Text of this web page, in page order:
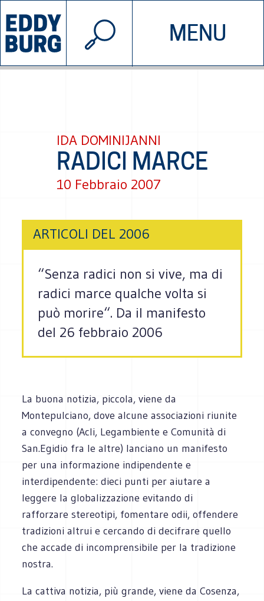
MENU
INIZIATIVE CHI SIAMO
© 2026 EDDYBURG
IDA DOMINIJANNI
RADICI MARCE
10 Febbraio 2007
ARTICOLI DEL 2006
“Senza radici non si vive, ma di
radici marce qualche volta si
può morire“. Da il manifesto
del 26 febbraio 2006
La buona notizia, piccola, viene da
Montepulciano, dove alcune associazioni riunite
a convegno (Acli, Legambiente e Comunità di
San.Egidio fra le altre) lanciano un manifesto
per una informazione indipendente e
interdipendente: dieci punti per aiutare a
leggere la globalizzazione evitando di
rafforzare stereotipi, fomentare odii, offendere
tradizioni altrui e cercando di decifrare quello
che accade di incomprensibile per la tradizione
nostra.
La cattiva notizia, più grande, viene da Cosenza,